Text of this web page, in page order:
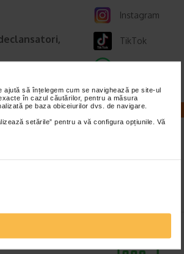
să înțelegem cum se navighează pe site-ul
în cazul căutărilor, pentru a măsura
pe baza obiceiurilor dvs. de navigare.
setările” pentru a vă configura opțiunile. Vă
digestive
semnificativ
Instagram
TikTok
CALCULATOARE